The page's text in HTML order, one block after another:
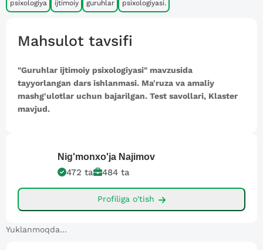
psixologiya ijtimoiy guruhlar psixologiyasi.
Mahsulot tavsifi
"Guruhlar ijtimoiy psixologiyasi" mavzusida
tayyorlangan dars ishlanmasi. Ma'ruza va amaliy
mashg'ulotlar uchun bajarilgan. Test savollari, Klaster
mavjud.
Nig'monxo'ja Najimov
472 ta 484 ta
Profiliga o'tish
Yuklanmoqda...